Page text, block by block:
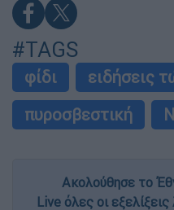
#TAGS
φίδι ειδήσεις
πυροσβεστική
Ακολούθησε το
Live όλες οι